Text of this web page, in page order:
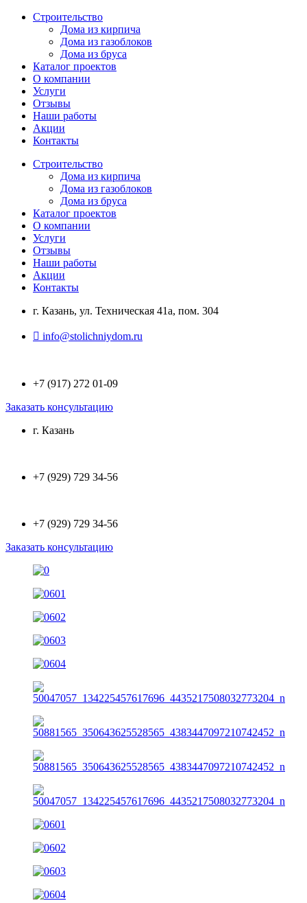
Перейти
содержимому
Строительство
Дома из кирпича
Дома из газоблоков
Дома из бруса
Каталог проектов
О компании
Услуги
Отзывы
Наши работы
Акции
Контакты
Строительство
Дома из кирпича
Дома из газоблоков
Дома из бруса
Каталог проектов
О компании
Услуги
Отзывы
Наши работы
Акции
Контакты
г. Казань, ул. Техническая 41а, пом. 304
info@stolichniydom.ru
+7 (917) 272 01-09
Заказать консультацию
г. Казань
+7 (929) 729 34-56
+7 (929) 729 34-56
Заказать консультацию